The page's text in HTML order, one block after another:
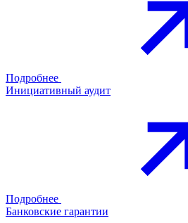
Подробнее
Инициативный аудит
Подробнее
Банковские гарантии